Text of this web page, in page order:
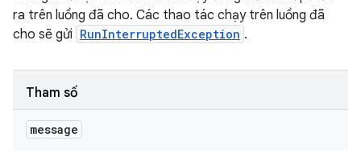
ra trên luồng đã cho. Các thao tác chạy trên luồng đã
cho sẽ gửi RunInterruptedException .
Tham số
message